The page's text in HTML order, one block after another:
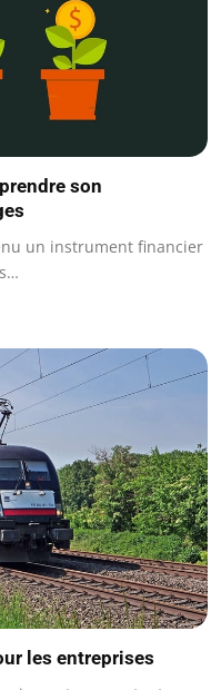
son
un instrument financier
les entreprises